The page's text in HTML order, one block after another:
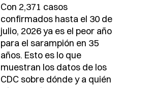
Con 2,371 casos
confirmados hasta el 30 de
julio, 2026 ya es el peor año
para el sarampión en 35
años. Esto es lo que
muestran los datos de los
CDC sobre dónde y a quién